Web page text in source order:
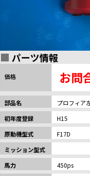
パーツ情報
価格 お問
部品名 プロフィア
初年度登録
H15
原動機型式
F17D
ミッション型式
馬力
450ps